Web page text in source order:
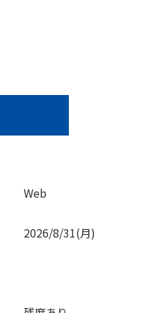
Web
2026/8/31(月)